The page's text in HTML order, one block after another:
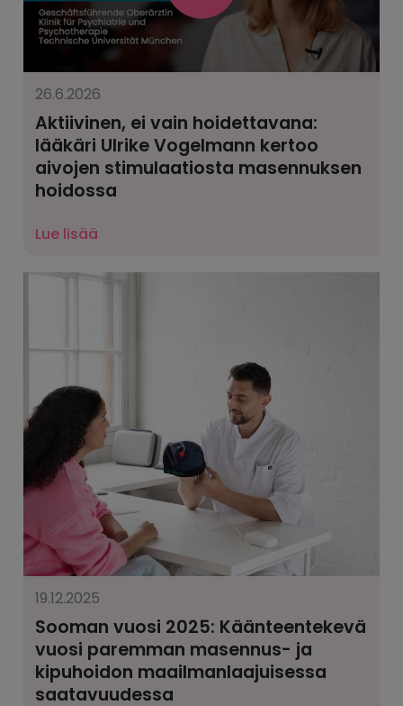
26.6.2026
Aktiivinen, ei vain hoidettavana:
lääkäri Ulrike Vogelmann kertoo
aivojen stimulaatiosta masennuksen
hoidossa
Lue lisää
19.12.2025
Sooman vuosi 2025: Käänteentekevä
vuosi paremman masennus- ja
kipuhoidon maailmanlaajuisessa
saatavuudessa